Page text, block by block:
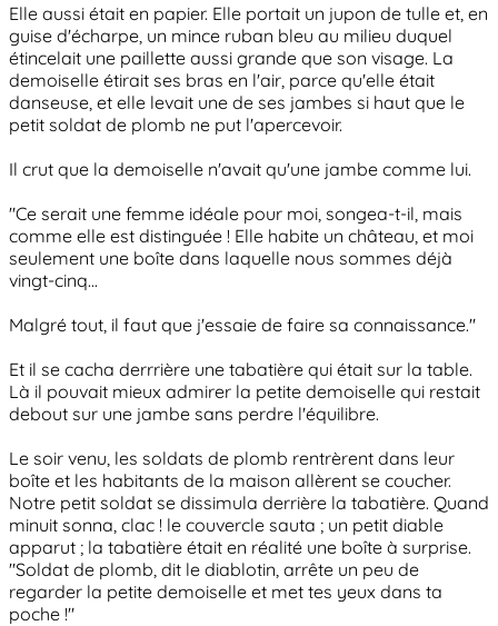
Elle aussi était en papier. Elle portait un jupon de tulle et, en
guise d'écharpe, un mince ruban bleu au milieu duquel
étincelait une paillette aussi grande que son visage. La
demoiselle étirait ses bras en l'air, parce qu'elle était
danseuse, et elle levait une de ses jambes si haut que le
petit soldat de plomb ne put l'apercevoir.
Il crut que la demoiselle n'avait qu'une jambe comme lui.
"Ce serait une femme idéale pour moi, songea-t-il, mais
comme elle est distinguée ! Elle habite un château, et moi
seulement une boîte dans laquelle nous sommes déjà
vingt-cinq...
Malgré tout, il faut que j'essaie de faire sa connaissance."
Et il se cacha derrrière une tabatière qui était sur la table.
Là il pouvait mieux admirer la petite demoiselle qui restait
debout sur une jambe sans perdre l'équilibre.
Le soir venu, les soldats de plomb rentrèrent dans leur
boîte et les habitants de la maison allèrent se coucher.
Notre petit soldat se dissimula derrière la tabatière. Quand
minuit sonna, clac ! le couvercle sauta ; un petit diable
apparut ; la tabatière était en réalité une boîte à surprise.
"Soldat de plomb, dit le diablotin, arrête un peu de
regarder la petite demoiselle et met tes yeux dans ta
poche !"